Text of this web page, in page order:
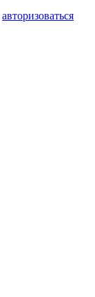
авторизоваться